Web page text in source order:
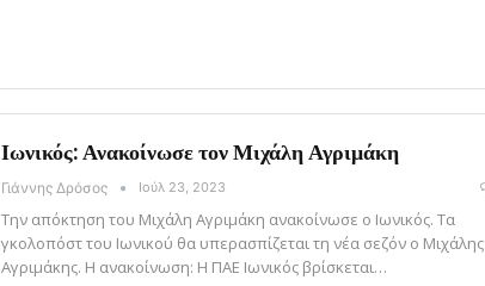
Ιωνικός: Ανακοίνωσε τον Μιχάλη Αγριμάκη
Γιάννης Δρόσος Ιούλ 23, 2023
Την απόκτηση του Μιχάλη Αγριμάκη ανακοίνωσε ο Ιωνικός. Τα
γκολοπόστ του Ιωνικού θα υπερασπίζεται τη νέα σεζόν ο Μιχάλης
Αγριμάκης. Η ανακοίνωση: Η ΠΑΕ Ιωνικός βρίσκεται…